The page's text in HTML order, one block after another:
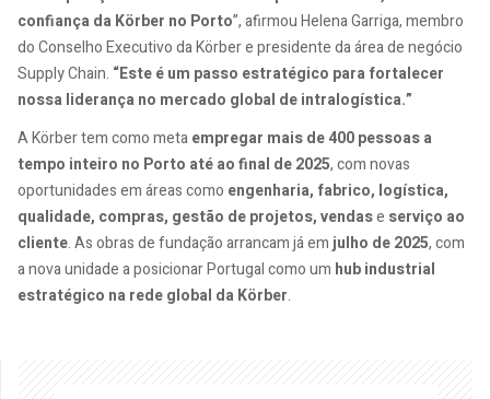
confiança da Körber no Porto”, afirmou Helena Garriga, membro
do Conselho Executivo da Körber e presidente da área de negócio
Supply Chain. “Este é um passo estratégico para fortalecer
nossa liderança no mercado global de intralogística.”
A Körber tem como metaempregar mais de 400 pessoas a
tempo inteiro no Porto até ao final de 2025, com novas
oportunidades em áreas como engenharia, fabrico, logística,
qualidade, compras, gestão de projetos, vendase serviço ao
cliente. As obras de fundação arrancam já em julho de 2025, com
a nova unidade a posicionar Portugal como um hub industrial
estratégico na rede global da Körber.